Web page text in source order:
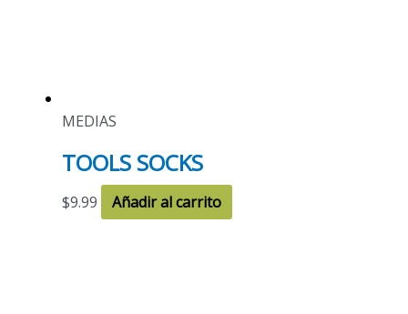
MEDIAS
TOOLS SOCKS
$9.99 Añadir al carrito